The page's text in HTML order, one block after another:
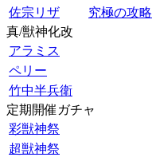
佐宗リザ
究極の攻略
真/獣神化改
アラミス
ペリー
竹中半兵衛
定期開催ガチャ
彩獣神祭
超獣神祭